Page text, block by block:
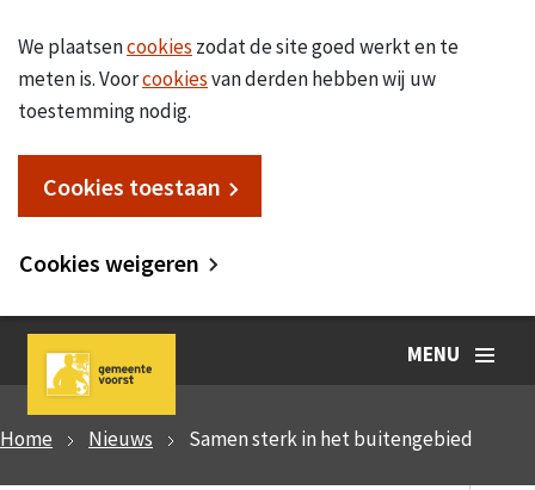
We plaatsencookies zodat de site goed werkt en te
meten is. Voorcookiesvan derden hebben wij uw
toestemming nodig.
Cookies toestaan
Cookies weigeren
MENU
Home Nieuws Samen sterk in het buitengebied